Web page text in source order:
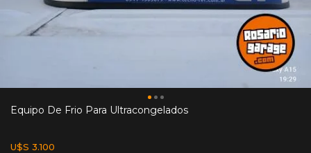
Equipo De Frio Para Ultracongelados
U$S 3.100